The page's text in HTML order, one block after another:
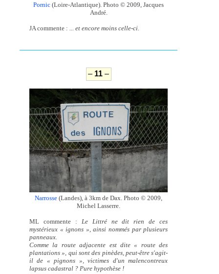
Pornic (Loire-Atlantique). Photo © 2009, Jacques
André.
JA commente : ... et encore moins celle-ci.
– 11 –
Narrosse (Landes), à 3km de Dax. Photo © 2009,
Michel Lasserre.
ML commente : Le Littré ne dit rien de ces
mystérieux « ignons », ainsi nommés par plusieurs
panneaux.
Comme la route adjacente est dite « route des
plantations », qui sont des pinèdes, peut-être s'agit-
il de « pignons », victimes d'un malencontreux
lapsus cadastral ? Pure hypothèse !